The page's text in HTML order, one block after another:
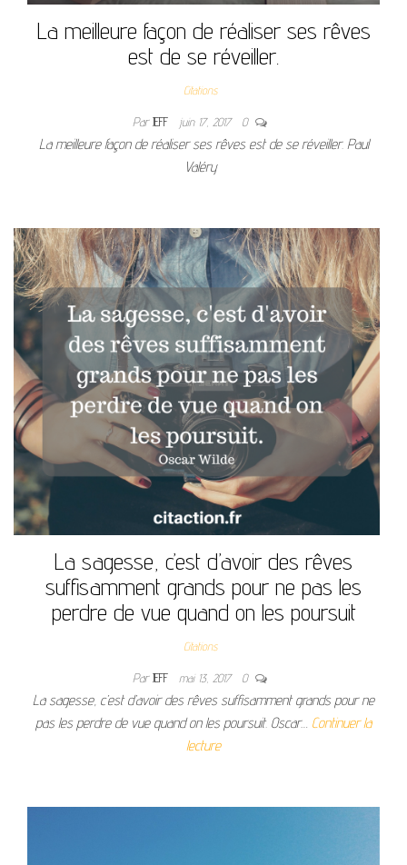
La meilleure façon de réaliser ses rêves
est de se réveiller.
Citations
ParJEFF juin 17, 2017 0
La meilleure façon de réaliser ses rêves est de se réveiller. Paul
Valéry
La sagesse, c’est d’avoir des rêves
suffisamment grands pour ne pas les
perdre de vue quand on les poursuit
Citations
ParJEFF mai 13, 2017 0
La sagesse, c’est d’avoir des rêves suffisamment grands pour ne
pas les perdre de vue quand on les poursuit. Oscar… Continuer la
lecture